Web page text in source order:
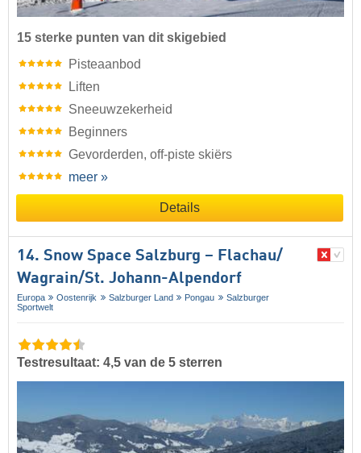
15 sterke punten van dit skigebied
Pisteaanbod
Liften
Sneeuwzekerheid
Beginners
Gevorderden, off-piste skiërs
meer »
Details
14. Snow Space Salzburg – Flachau/​
Wagrain/​St. Johann-Alpendorf
Europa Oostenrijk Salzburger Land Pongau
Salzburger
Sportwelt
Testresultaat: 4,5 van de 5 sterren